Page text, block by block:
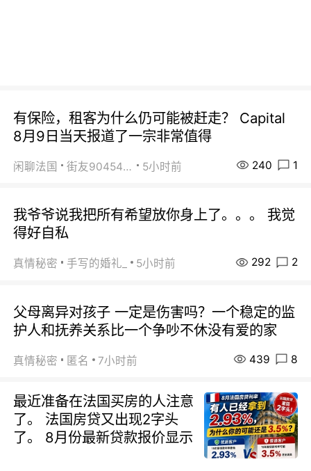
有保险，租客为什么仍可能被赶走？ Capital
8月9日当天报道了一宗非常值得
闲聊法国 街友90454511 5小时前 240 1
我爷爷说我把所有希望放你身上了。。。 我觉
得好自私
真情秘密 手写的婚礼_ 5小时前 292 2
父母离异对孩子 一定是伤害吗？一个稳定的监
护人和抚养关系比一个争吵不休没有爱的家
真情秘密 匿名 7小时前 439 8
最近准备在法国买房的人注意
了。 法国房贷又出现2字头
了。 8月份最新贷款报价显示